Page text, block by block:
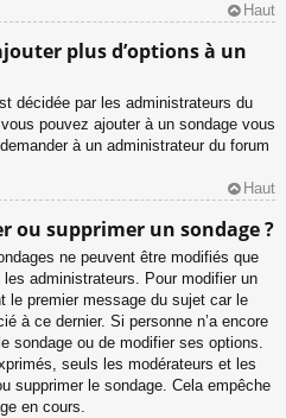
Haut
plus d’options à un
décidée par les administrateurs du
pouvez ajouter à un sondage vous
à un administrateur du forum
Haut
ou supprimer un sondage ?
ne peuvent être modifiés que
administrateurs. Pour modifier un
le premier message du sujet car le
à ce dernier. Si personne n’a encore
sondage ou de modifier ses options.
seuls les modérateurs et les
supprimer le sondage. Cela empêche
en cours.